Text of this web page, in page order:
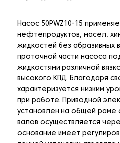
Насос 50PWZ10-15
нефтепродуктов, масел,
жидкостей без абразивных
проточной части насоса
жидкостями различной
высокого КПД. Благодаря
характеризуется низким
при работе. Приводной
установлен на общей раме
валов осуществляется
основание имеет